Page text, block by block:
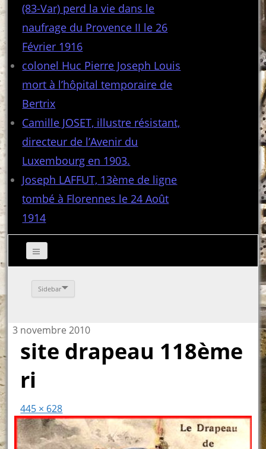
(83-Var) perd la vie dans le
naufrage du Provence II le 26
Février 1916
colonel Huc Pierre Joseph Louis
mort à l’hôpital temporaire de
Bertrix
Camille JOSET, illustre résistant,
directeur de l’Avenir du
Luxembourg en 1903.
Joseph LAFFUT, 13ème de ligne
tombé à Florennes le 24 Août
1914
Sidebar
3 novembre 2010
site drapeau 118ème
ri
445 × 628